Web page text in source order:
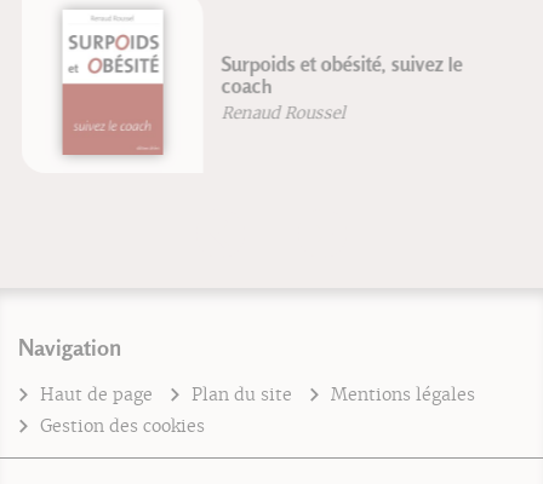
Surpoids et obésité, suivez le
coach
Renaud Roussel
Navigation
Haut de page Plan du site
Mentions légales
Gestion des cookies